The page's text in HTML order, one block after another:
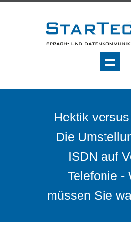
Hektik
Die
ISDN auf
Telefonie -
müssen Sie